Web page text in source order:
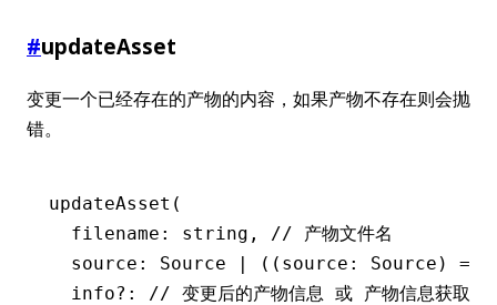
#updateAsset
变更一个已经存在的产物的内容，如果产物不存在则会抛
错。
updateAsset (
  filename: string
,
// 产物文件名
  source: Source
| ((source : Source ) =>
  info
?:
// 变更后的产物信息 或 产物信息获取函